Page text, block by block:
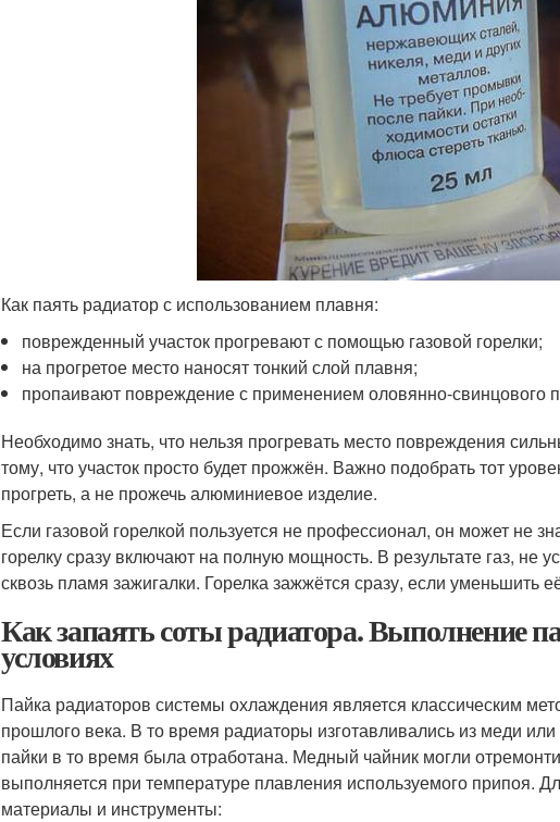
Как паять радиатор с использованием плавня:
поврежденный участок прогревают с помощью газовой горелки;
на прогретое место наносят тонкий слой плавня;
пропаивают повреждение с применением оловянно-свинцового
Необходимо знать, что нельзя прогревать место повреждения
тому, что участок просто будет прожжён. Важно подобрать тот
прогреть, а не прожечь алюминиевое изделие.
Если газовой горелкой пользуется не профессионал, он может не
горелку сразу включают на полную мощность. В результате газ, не
сквозь пламя зажигалки. Горелка зажжётся сразу, если уменьшить
Как запаять соты радиатора. Выполнение
условиях
Пайка радиаторов системы охлаждения является классическим
прошлого века. В то время радиаторы изготавливались из меди
пайки в то время была отработана. Медный чайник могли
выполняется при температуре плавления используемого припоя.
материалы и инструменты: